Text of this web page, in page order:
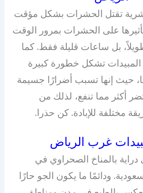
تقتل الحشرات بشكل مؤقت
على الحشرات بمرور الوقت
طويلاً، بل ساعات قليلة فقط. كما
المبيدات تشكل خطورة كبيرة
حيث إنها تسبب أضرارًا جسيمة
أكثر مما تنفع، لذلك من
مختلفة للإبادة. كن حذرا.
غرب الرياض
دراية بالمناخ الصحراوي في
ودائمًا ما يكون الجو حارًا